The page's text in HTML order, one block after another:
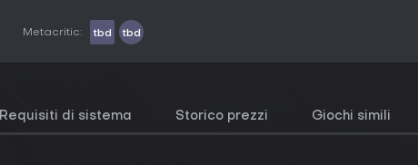
Metacritic: tbd tbd
Requisiti di sistema Storico prezzi Giochi simili